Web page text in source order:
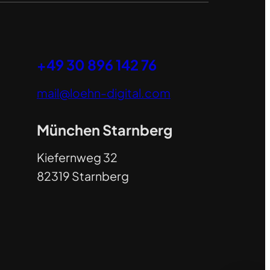
+49 30 896 142 76
mail@loehn-digital.com
München Starnberg
Kiefernweg 32
82319 Starnberg